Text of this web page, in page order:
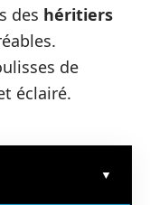
des héritiers
de
éclairé.